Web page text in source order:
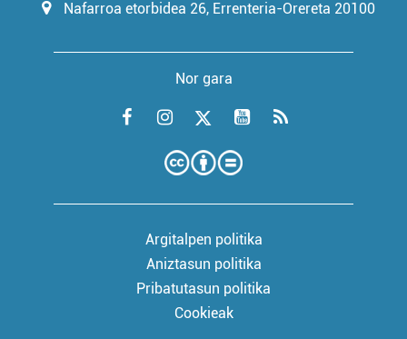
Nafarroa etorbidea 26, Errenteria-Orereta 20100
Nor gara
Argitalpen politika
Aniztasun politika
Pribatutasun politika
Cookieak